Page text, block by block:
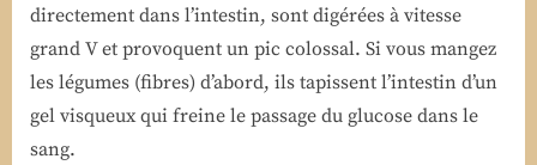
directement dans l’intestin, sont digérées à vitesse
grand V et provoquent un pic colossal. Si vous mangez
les légumes (fibres) d’abord, ils tapissent l’intestin d’un
gel visqueux qui freine le passage du glucose dans le
sang.